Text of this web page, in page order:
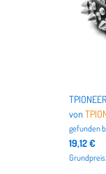
von
gefunden
19,12 €